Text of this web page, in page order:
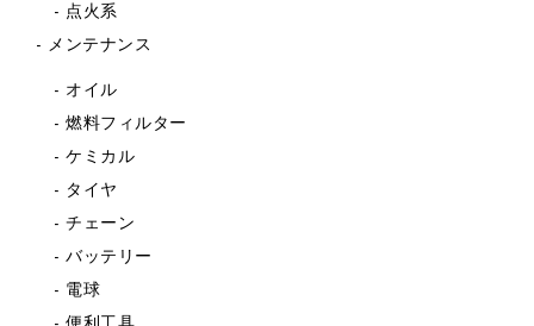
点火系
メンテナンス
オイル
燃料フィルター
ケミカル
タイヤ
チェーン
バッテリー
電球